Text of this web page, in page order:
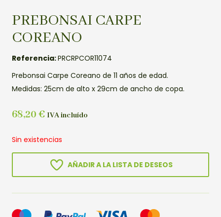
PREBONSAI CARPE
COREANO
Referencia:PRCRPCOR11074
Prebonsai Carpe Coreano de 11 años de edad.
Medidas: 25cm de alto x 29cm de ancho de copa.
68,20 € IVA incluído
Sin existencias
AÑADIR A LA LISTA DE DESEOS